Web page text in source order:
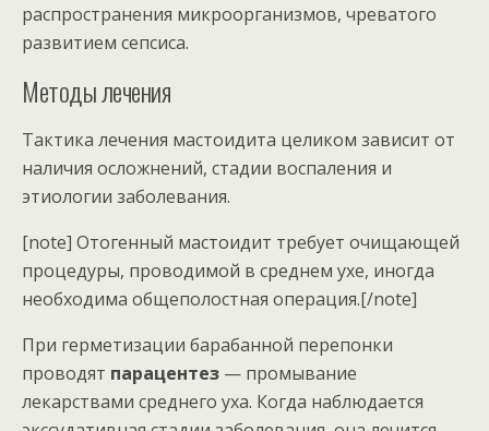
распространения микроорганизмов, чреватого
развитием сепсиса.
Методы лечения
Тактика лечения мастоидита целиком зависит от
наличия осложнений, стадии воспаления и
этиологии заболевания.
[note] Отогенный мастоидит требует очищающей
процедуры, проводимой в среднем ухе, иногда
необходима общеполостная операция.[/note]
При герметизации барабанной перепонки
проводят парацентез — промывание
лекарствами среднего уха. Когда наблюдается